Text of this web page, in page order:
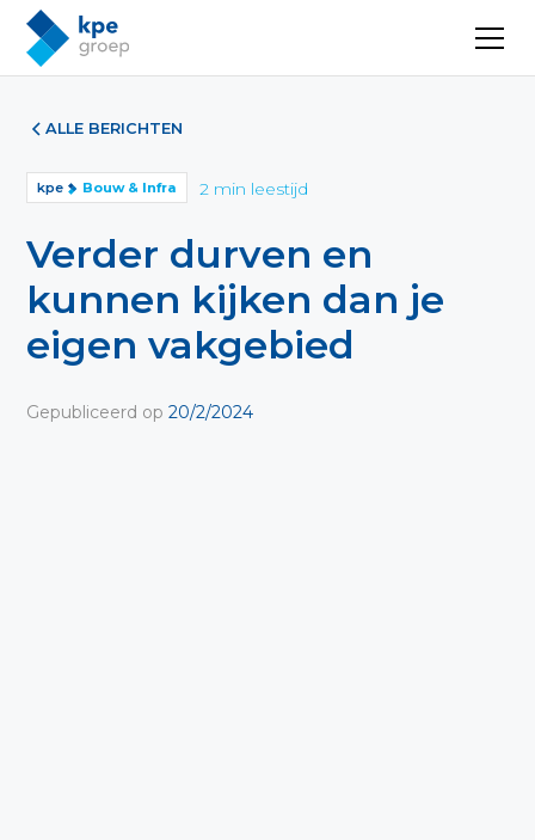
ALLE BERICHTEN
kpe Bouw & Infra 2 min leestijd
‍Verder durven en
kunnen kijken dan je
eigen vakgebied
Gepubliceerd op 20/2/2024